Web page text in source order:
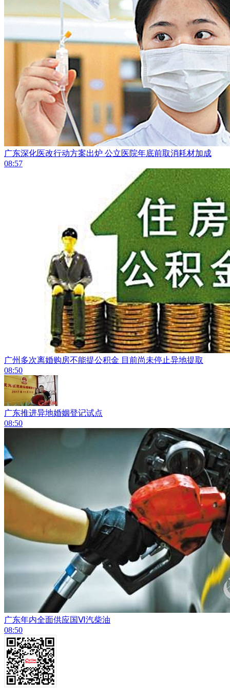
广东深化医改行动方案出炉 公立医院年底前取消耗材加成
08:57
广州多次离婚购房不能提公积金 目前尚未停止异地提取
08:50
广东推进异地婚姻登记试点
08:50
广东年内全面供应国Ⅵ汽柴油
08:50